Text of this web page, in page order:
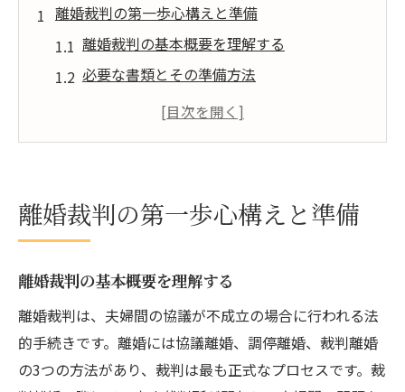
離婚裁判の第一歩心構えと準備
離婚裁判の基本概要を理解する
必要な書類とその準備方法
裁判の前に考慮すべき法的事項
離婚裁判の進行手続きと注意すべき点
進行中に発生しやすい問題とその対策
証拠の提出とその重要性
裁判所でのマナーと心構え
調停と裁判の違いを理解する
離婚裁判の第一歩心構えと準備
離婚裁判の基本概要を理解する
離婚裁判は、夫婦間の協議が不成立の場合に行われる法
的手続きです。離婚には協議離婚、調停離婚、裁判離婚
の3つの方法があり、裁判は最も正式なプロセスです。裁